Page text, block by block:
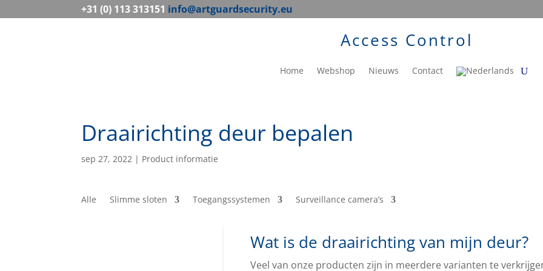
+31 (0) 113 313151 info@artguardsecurity.eu
Access Control
Home Webshop Nieuws Contact
Draairichting deur bepalen
sep 27, 2022 | Product informatie
Alle Slimme sloten Toegangssystemen Surveillance camera’s
Wat is de draairichting van mijn deur?
Veel van onze producten zijn in meerdere varianten te